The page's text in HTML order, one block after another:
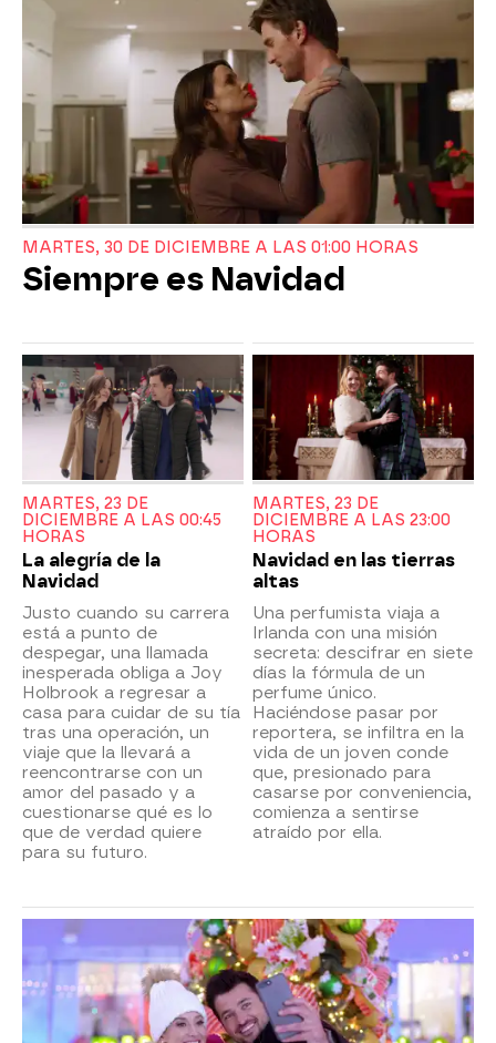
MARTES, 30 DE DICIEMBRE A LAS 01:00 HORAS
Siempre es Navidad
MARTES, 23 DE
DICIEMBRE A LAS 00:45
HORAS
La alegría de la
Navidad
Justo cuando su carrera
está a punto de
despegar, una llamada
inesperada obliga a Joy
Holbrook a regresar a
casa para cuidar de su tía
tras una operación, un
viaje que la llevará a
reencontrarse con un
amor del pasado y a
cuestionarse qué es lo
que de verdad quiere
para su futuro.
MARTES, 23 DE
DICIEMBRE A LAS 23:00
HORAS
Navidad en las tierras
altas
Una perfumista viaja a
Irlanda con una misión
secreta: descifrar en siete
días la fórmula de un
perfume único.
Haciéndose pasar por
reportera, se infiltra en la
vida de un joven conde
que, presionado para
casarse por conveniencia,
comienza a sentirse
atraído por ella.